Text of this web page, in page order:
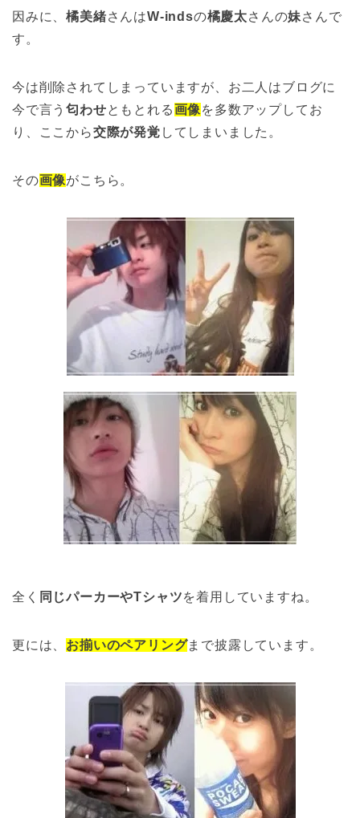
因みに、橘美緒さんはW-indsの橘慶太さんの妹さんで
す。
今は削除されてしまっていますが、お二人はブログに
今で言う匂わせともとれる画像 を多数アップしてお
り、ここから交際が発覚 してしまいました。
その画像がこちら。
全く 同じパーカーやTシャツを着用していますね。
更には、 お揃いのペアリングまで披露しています。